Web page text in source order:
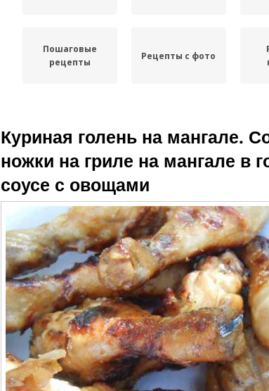
Пошаговые
рецепты
Рецепты с фото
Куриная голень на мангале.
ножки на гриле на мангале в
соусе с овощами